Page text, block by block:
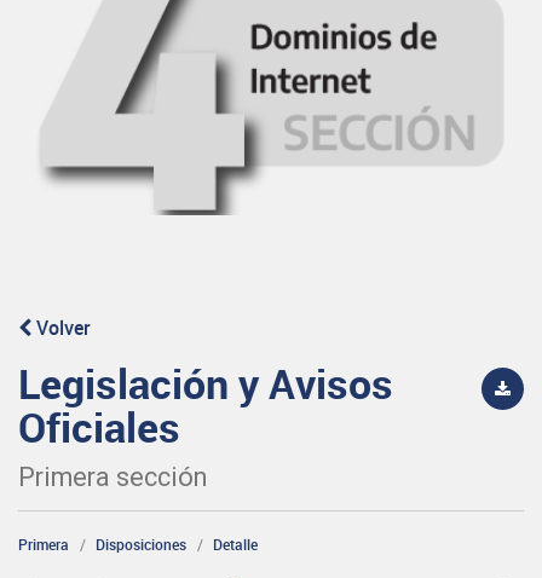
Volver
Legislación y Avisos
Oficiales
Primera sección
Primera Disposiciones Detalle